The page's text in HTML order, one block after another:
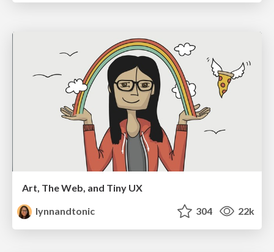
Art, The Web, and Tiny UX
lynnandtonic
304 22k